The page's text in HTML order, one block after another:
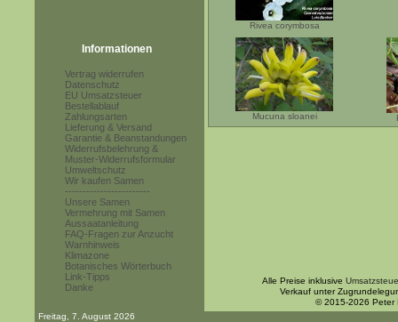
Informationen
Vertrag widerrufen
Datenschutz
EU Umsatzsteuer
Bestellablauf
Zahlungsarten
Lieferung & Versand
Garantie & Beanstandungen
Widerrufsbelehrung &
Muster-Widerrufsformular
Umweltschutz
Wir kaufen Samen
------------------------
Unsere Samen
Vermehrung mit Samen
Aussaatanleitung
FAQ-Fragen zur Anzucht
Warnhinweis
Klimazone
Botanisches Wörterbuch
Link-Tipps
Danke
Rivea corymbosa
Mucuna sloanei
Alle Preise inklusive
Verkauf unter
© 2015-2026 Peter
Freitag, 7. August 2026